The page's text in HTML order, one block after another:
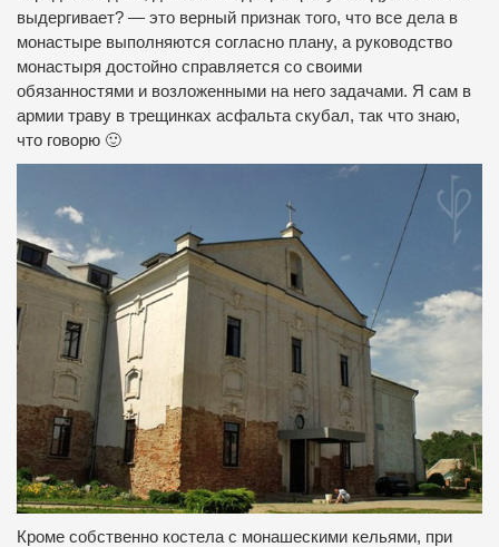
выдергивает? — это верный признак того, что все дела в
монастыре выполняются согласно плану, а руководство
монастыря достойно справляется со своими
обязанностями и возложенными на него задачами. Я сам в
армии траву в трещинках асфальта скубал, так что знаю,
что говорю 🙂
Кроме собственно костела с монашескими кельями, при